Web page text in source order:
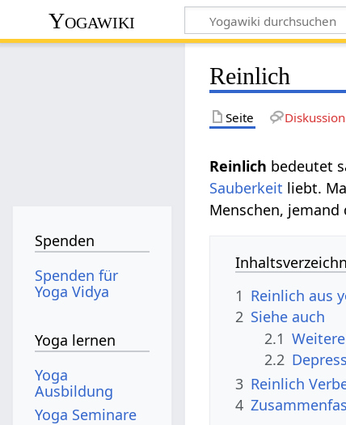
Yogawiki
Reinlich
Seite Diskussion
Reinlich bedeutet
Sauberkeit liebt.
Menschen,
1 Reinlich aus
2 Siehe auch
2.1
2.2
3
4
Spenden
Spenden für
Yoga Vidya
Yoga lernen
Yoga
Ausbildung
Yoga Seminare